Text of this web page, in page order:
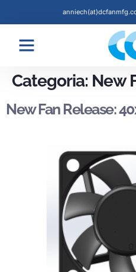
Categoria: New
New Fan Release: